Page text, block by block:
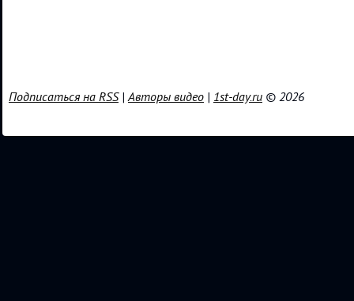
Подписаться на RSS|Авторы видео | 1st-day.ru © 2026